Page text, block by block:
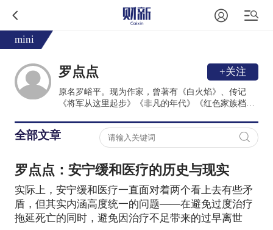
mini
罗点点 +关注
原名罗峪平。现为作家，曾著有《白火焰》、传记
《将军从这里起步》《非凡的年代》《红色家族档
京生前预嘱推广协会”并担任理事长、会长至今。
全部文章
罗点点：安宁缓和医疗的历史与现实
实际上，安宁缓和医疗一直面对着两个看上去有些矛
盾，但其实内涵高度统一的问题——在避免过度治疗
拖延死亡的同时，避免因治疗不足带来的过早离世